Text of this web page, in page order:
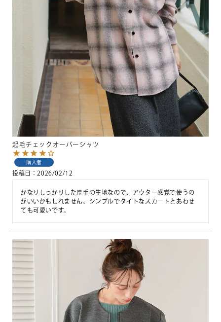
起毛チェックオーバーシャツ
購入者
投稿日 2026/02/12
かなりしっかりした厚手の生地なので、アウター感覚で使うの
がいいかもしれません。シンプルでタイトなスカートとあわせ
ても可愛いです。